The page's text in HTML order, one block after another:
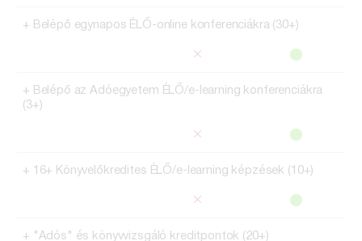
+ Belépő egynapos ÉLŐ-online konferenciákra (30+)
+ Belépő az Adóegyetem ÉLŐ/e-learning konferenciákra
(3+)
+ 16+ Könyvelőkredites ÉLŐ/e-learning képzések (10+)
+ "Adós" és könyvvizsgáló kreditpontok (20+)